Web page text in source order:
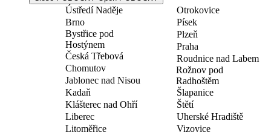
Ústředí Naděje
Brno
Bystřice pod
Hostýnem
Česká Třebová
Chomutov
Jablonec nad Nisou
Kadaň
Klášterec nad Ohří
Liberec
Litoměřice
Otrokovice
Písek
Plzeň
Praha
Roudnice nad Labem
Rožnov pod
Radhoštěm
Šlapanice
Štětí
Uherské Hradiště
Vizovice